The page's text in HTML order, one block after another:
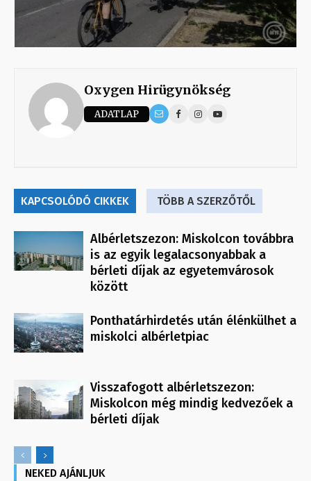
Oxygen Hirügynökség
ADATLAP
KAPCSOLÓDÓ CIKKEK TÖBB A SZERZŐTŐL
Albérletszezon: Miskolcon továbbra
is az egyik legalacsonyabbak a
bérleti díjak az egyetemvárosok
között
Ponthatárhirdetés után élénkülhet a
miskolci albérletpiac
Visszafogott albérletszezon:
Miskolcon még mindig kedvezőek a
bérleti díjak
NEKED AJÁNLJUK